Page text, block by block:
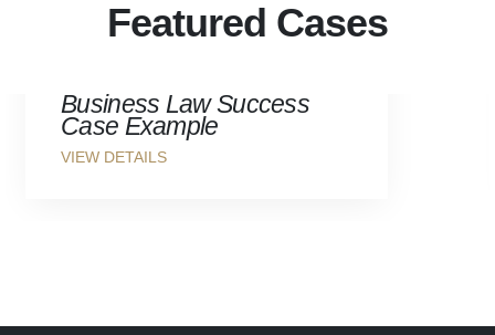
Featured Cases
Business Law Success
Case Example